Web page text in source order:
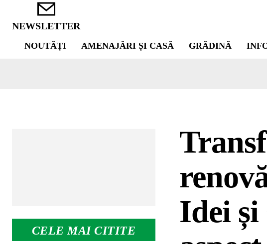
NEWSLETTER
NOUTĂȚI AMENAJĂRI ȘI CASĂ GRĂDINĂ
CELE MAI CITITE
Idei și